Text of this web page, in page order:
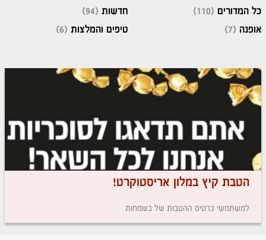
כל המדורים (110)
אופנה (7)
חדשות (94)
טיפים והמלצות (6)
הטבת קיץ במלון אריסטוקרט!
למשתמשי כרטיס ההטבות של בשמחות